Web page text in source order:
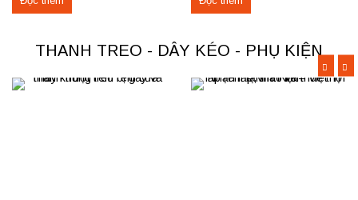
sửa chữa rèm tự động raex và
chuyên may rèm theo yêu cầu,
tiến độ. Thực tế, chúng tôi vừa
hoàn thiện thi công rèm...
THANH TREO - DÂY KÉO - PHỤ KIỆN